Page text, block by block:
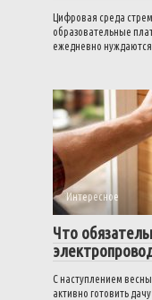
Цифровая среда
образовательные
ежедневно
Интересное
Что
С наступлением
активно готовить